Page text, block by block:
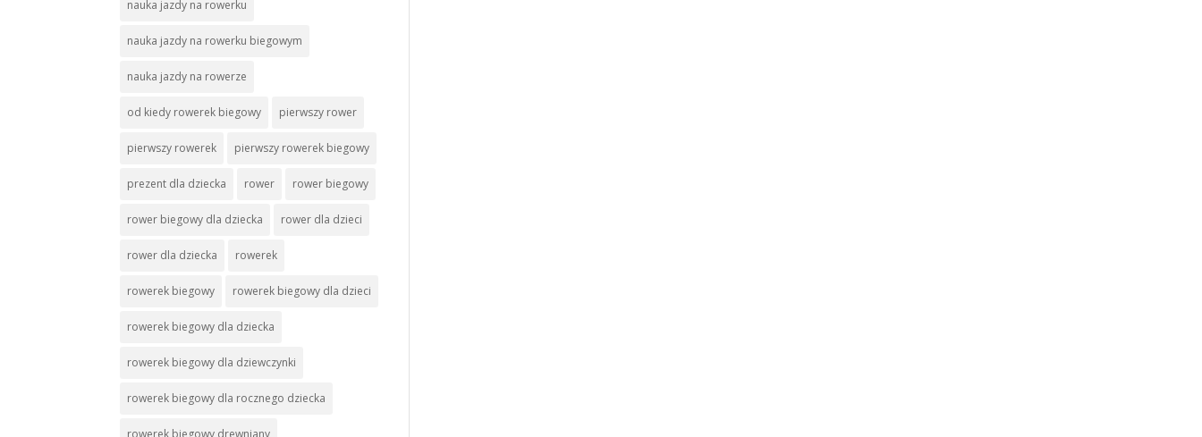
nauka jazdy na rowerku
nauka jazdy na rowerku biegowym
nauka jazdy na rowerze
od kiedy rowerek biegowy pierwszy rower
pierwszy rowerek pierwszy rowerek biegowy
prezent dla dziecka rower rower biegowy
rower biegowy dla dziecka rower dla dzieci
rower dla dziecka rowerek
rowerek biegowy rowerek biegowy dla dzieci
rowerek biegowy dla dziecka
rowerek biegowy dla dziewczynki
rowerek biegowy dla rocznego dziecka
rowerek biegowy drewniany